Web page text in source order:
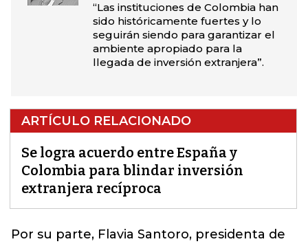
“Las instituciones de Colombia han
sido históricamente fuertes y lo
seguirán siendo para garantizar el
ambiente apropiado para la
llegada de inversión extranjera”.
ARTÍCULO RELACIONADO
Se logra acuerdo entre España y
Colombia para blindar inversión
extranjera recíproca
Por su parte, Flavia Santoro, presidenta de